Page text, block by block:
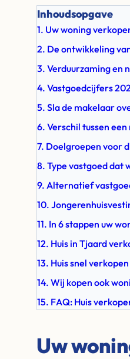
Inhoudsopgave
1. Uw woning
2. De ontwikkeling
3. Verduurzaming en
4. Vastgoedcijfers
5. Sla de makelaar
6. Verschil tussen
7. Doelgroepen voor
8. Type vastgoed dat
9. Alternatief
10.
11. In 6 stappen uw
12. Huis in Tjaard
13. Huis snel
14. Wij kopen ook
15. FAQ: Huis
Uw